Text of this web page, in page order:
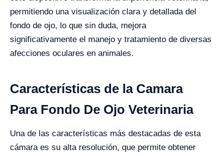
permitiendo una visualización clara y detallada del
fondo de ojo, lo que sin duda, mejora
significativamente el manejo y tratamiento de diversas
afecciones oculares en animales.
Características de la Camara
Para Fondo De Ojo Veterinaria
Una de las características más destacadas de esta
cámara es su alta resolución, que permite obtener